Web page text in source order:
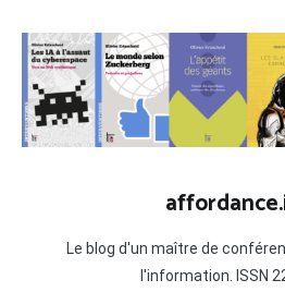
contenu
Le blog d'un maître de
l'information. ISSN